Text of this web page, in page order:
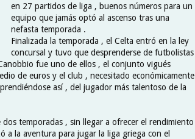
en 27 partidos de liga , buenos números para un
equipo que jamás optó al ascenso tras una
nefasta temporada .
Finalizada la temporada , el Celta entró en la ley
concursal y tuvo que desprenderse de futbolistas
fue uno de ellos , el conjunto vigués
de euros y el club , necesitado económicamente
así , del jugador más talentoso de la
temporadas , sin llegar a ofrecer el rendimiento
a la aventura para jugar la liga griega con el